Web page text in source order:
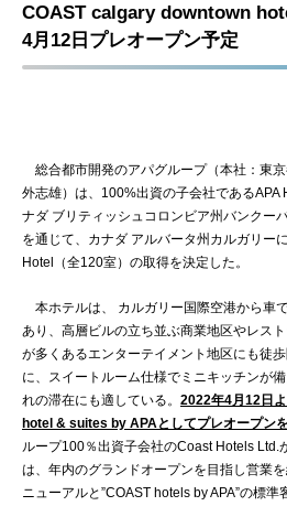
COAST calgary downtown
4月12日プレオープン予定
総合都市開発のアパグループ（本社：東
外志雄）は、100%出資の子会社であるAPA
ナダ ブリティッシュコロンビア州バンクー
を通じて、カナダ アルバータ州カルガリー
Hotel（全120室）の取得を決定した。
本ホテルは、 カルガリー国際空港から車
あり、高層ビルの立ち並ぶ商業地区やレス
が多くあるエンターテイメント地区にも徒
に、スイートルーム仕様でミニキッチンが
れの滞在にも適している。 2022年4月12日
hotel & suites by APAとしてプレオープン
ループ100％出資子会社のCoast Hotels Ltd.
は、年内のグランドオープンを目指し営業
ニューアルと”COAST hotels by APA”の標